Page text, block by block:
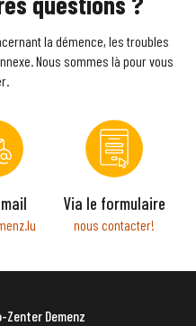
la démence, les troubles
Nous sommes là pour vous
Via le formulaire
nous contacter!
Zenter Demenz